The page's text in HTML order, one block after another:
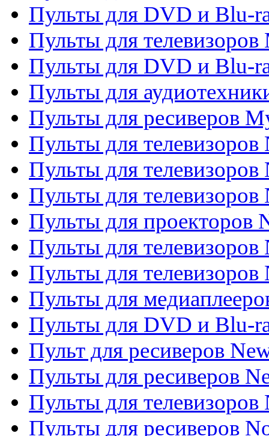
Пульты для DVD и Blu-
Пульты для телевизоров
Пульты для DVD и Blu-
Пульты для
Пульты для ресиверов
Пульты для телевизоров
Пульты для телевизоров
Пульты для телевизоров
Пульты для проекторов
Пульты для телевизоров
Пульты для телевизоров
Пульты для
Пульты для DVD и Blu-
Пульт для ресиверов
Пульты для ресиверов
Пульты для телевизоров
Пульты для ресиверов